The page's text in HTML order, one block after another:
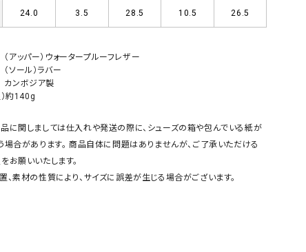
GRAMICCI（グラミチ）
USU GALLERY（ユーエ
ー）
Gives a sense of fullment
ILIMA（イリマ）
24.0 3.5 28.5 10.5 26.5
（アッパー）ウォータープルーフレザー
（ソール）ラバー
カンボジア製
約140g
に関しましては仕入れや発送の際に、シューズの箱や包んでいる紙が
場合があります。 商品自体に問題はありませんが、ご了承いただける
お願いいたします。
素材の性質により、サイズに誤差が生じる場合がございます。